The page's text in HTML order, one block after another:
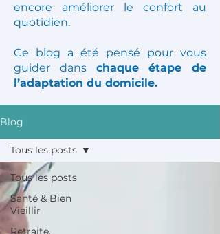
encore améliorer le confort au
quotidien.
Ce blog a été pensé pour vous
guider dans chaque étape de
l’adaptation du domicile.
Blog
Tous les posts
Santé & Bien
Vieillir
Retraite,
Tous les posts